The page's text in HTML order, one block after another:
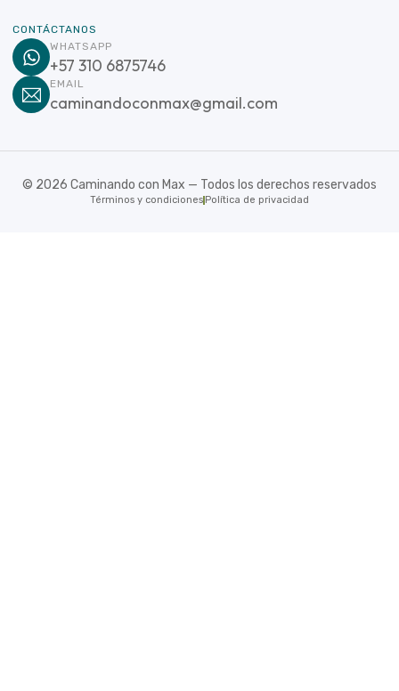
CONTÁCTANOS
WHATSAPP
+57 310 6875746
EMAIL
caminandoconmax@gmail.com
© 2026 Caminando con Max — Todos los derechos reservados
Términos y condiciones Política de privacidad